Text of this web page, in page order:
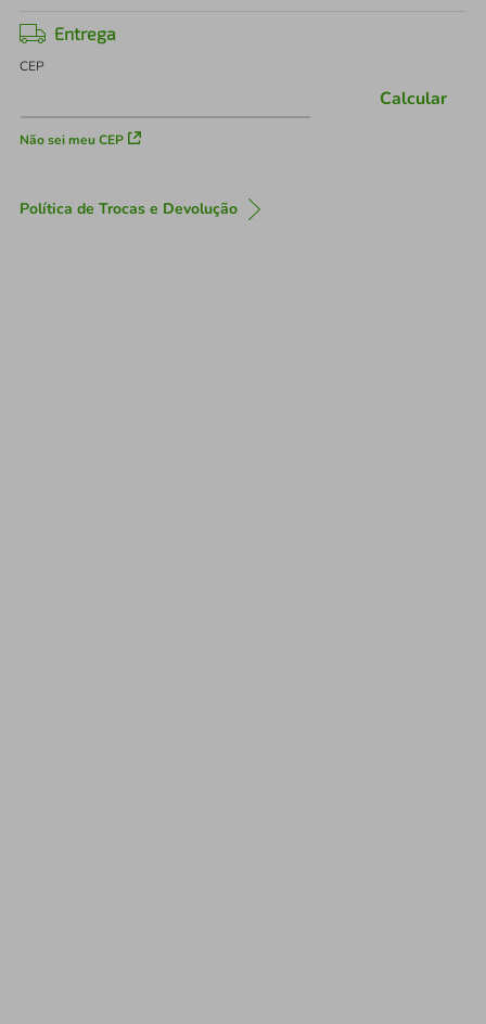
Entrega
CEP
Não sei meu CEP
Calcular
Política de Trocas e Devolução